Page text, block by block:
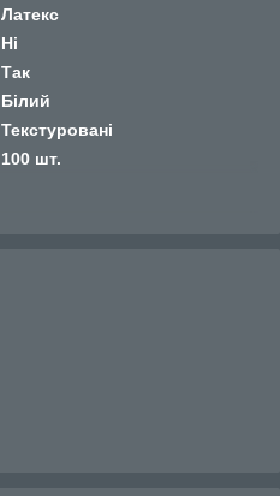
Латекс
Ні
Так
Білий
Текстуровані
100 шт.